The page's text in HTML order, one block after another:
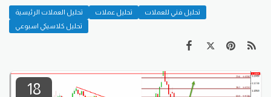
تحليل العملات الرئيسية تحليل عملات
تحليل فني للعملات
تحليل كلاسيكي اسبوعي
18